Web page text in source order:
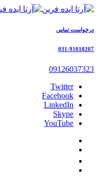
درخواست تماس
031-91010207
09126037323
Twitter
Facebook
LinkedIn
Skype
YouTube